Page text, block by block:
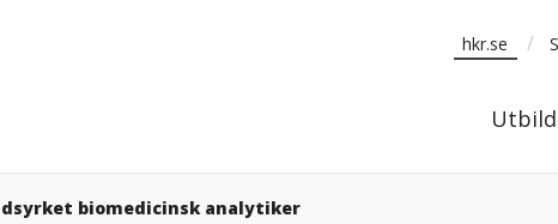
hkr.se /
biomedicinsk analytiker